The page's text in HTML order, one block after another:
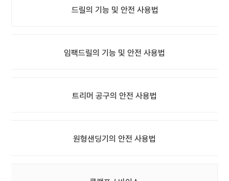
드릴의 기능 및 안전 사용법
임팩드릴의 기능 및 안전 사용법
트리머 공구의 안전 사용법
원형샌딩기의 안전 사용법